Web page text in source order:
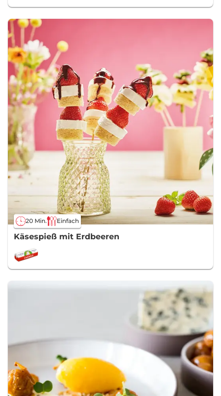
20 Min. Einfach
Käsespieß mit Erdbeeren